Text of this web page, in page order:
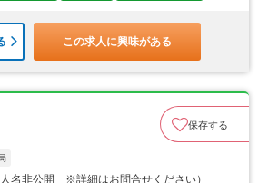
この求人に興味がある
保存する
名非公開 ※詳細はお問合せください）